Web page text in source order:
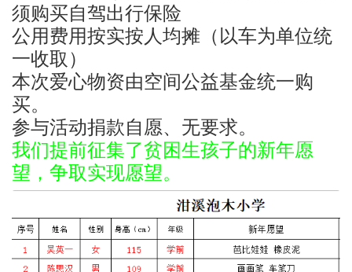
须购买自驾出行保险
公用费用按实按人均摊（以车为单位统
一收取）
本次爱心物资由空间公益基金统一购
买。
参与活动捐款自愿、无要求。
我们提前征集了贫困生孩子的新年愿
望，争取实现愿望。